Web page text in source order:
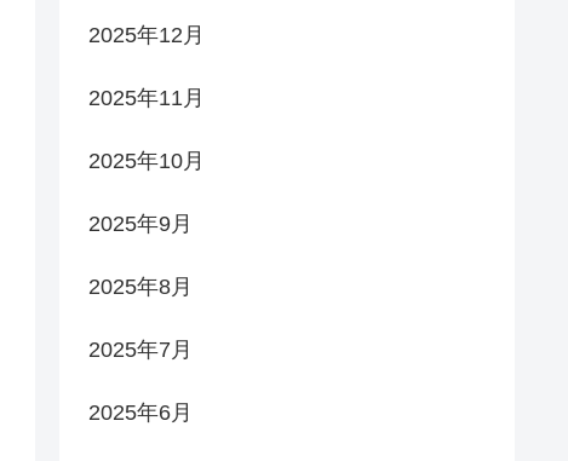
2025年12月
2025年11月
2025年10月
2025年9月
2025年8月
2025年7月
2025年6月